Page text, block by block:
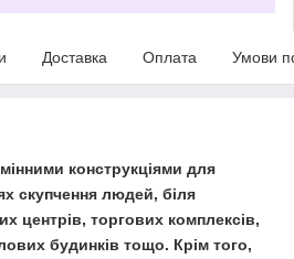
Доставка Оплата Умови
конструкціями для
скупчення людей, біля
центрів, торгових комплексів,
будинків тощо. Крім того,